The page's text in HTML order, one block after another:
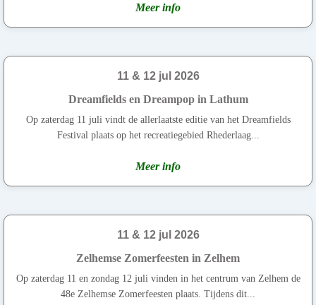
Meer info
11 & 12 jul 2026
Dreamfields en Dreampop in Lathum
Op zaterdag 11 juli vindt de allerlaatste editie van het Dreamfields
Festival plaats op het recreatiegebied Rhederlaag...
Meer info
11 & 12 jul 2026
Zelhemse Zomerfeesten in Zelhem
Op zaterdag 11 en zondag 12 juli vinden in het centrum van Zelhem de
48e Zelhemse Zomerfeesten plaats. Tijdens dit...